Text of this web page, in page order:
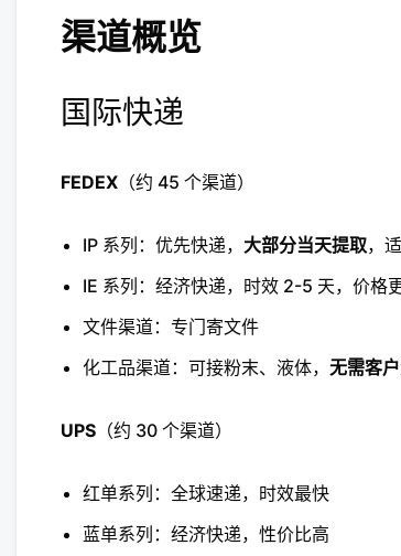
渠道概览
国际快递
FEDEX （约 45 个渠道）
IP 系列：优先快递， 大部分当天提取，
IE 系列：经济快递，时效 2-5 天，价格
文件渠道：专门寄文件
化工品渠道：可接粉末、液体， 无需客
UPS （约 30 个渠道）
红单系列：全球速递，时效最快
蓝单系列：经济快递，性价比高